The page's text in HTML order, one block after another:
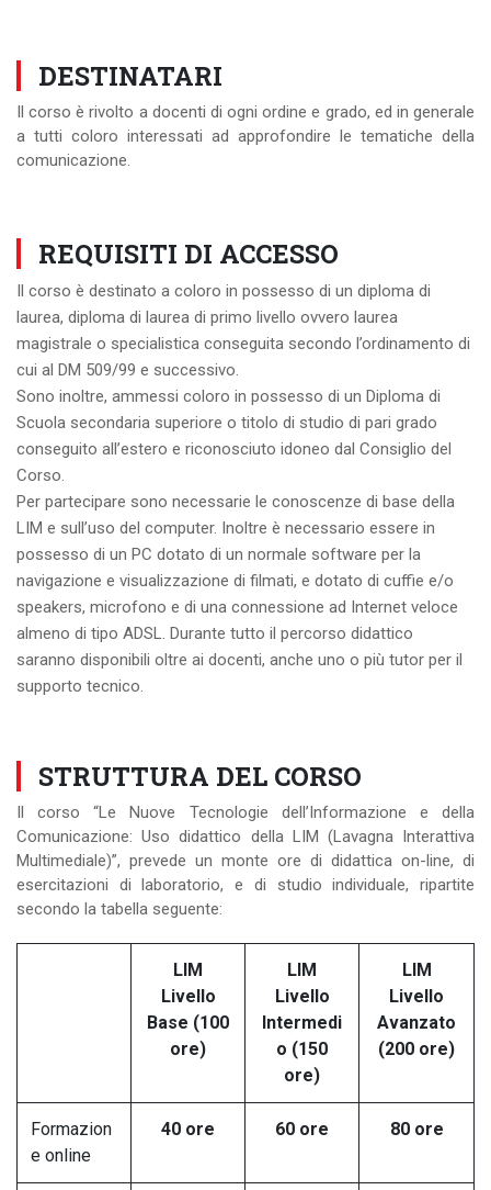
DESTINATARI
Il corso è rivolto a docenti di ogni ordine e grado, ed in generale
a tutti coloro interessati ad approfondire le tematiche della
comunicazione.
REQUISITI DI ACCESSO
Il corso è destinato a coloro in possesso di un diploma di
laurea, diploma di laurea di primo livello ovvero laurea
magistrale o specialistica conseguita secondo l’ordinamento di
cui al DM 509/99 e successivo.
Sono inoltre, ammessi coloro in possesso di un Diploma di
Scuola secondaria superiore o titolo di studio di pari grado
conseguito all’estero e riconosciuto idoneo dal Consiglio del
Corso.
Per partecipare sono necessarie le conoscenze di base della
LIM e sull’uso del computer. Inoltre è necessario essere in
possesso di un PC dotato di un normale software per la
navigazione e visualizzazione di filmati, e dotato di cuffie e/o
speakers, microfono e di una connessione ad Internet veloce
almeno di tipo ADSL. Durante tutto il percorso didattico
saranno disponibili oltre ai docenti, anche uno o più tutor per il
supporto tecnico.
STRUTTURA DEL CORSO
Il corso “Le Nuove Tecnologie dell’Informazione e della
Comunicazione: Uso didattico della LIM (Lavagna Interattiva
Multimediale)”, prevede un monte ore di didattica on-line, di
esercitazioni di laboratorio, e di studio individuale, ripartite
secondo la tabella seguente:
LIM
Livello
Base (100
ore)
LIM
Livello
Intermedi
o (150
ore)
LIM
Livello
Avanzato
(200 ore)
Formazion
e online
40 ore 60 ore 80 ore